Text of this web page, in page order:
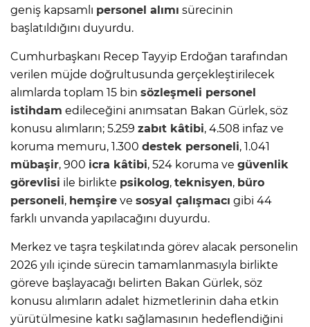
geniş kapsamlı personel alımı sürecinin
başlatıldığını duyurdu.
Cumhurbaşkanı Recep Tayyip Erdoğan tarafından
verilen müjde doğrultusunda gerçekleştirilecek
alımlarda toplam 15 bin sözleşmeli personel
istihdam edileceğini anımsatan Bakan Gürlek, söz
konusu alımların; 5.259 zabıt kâtibi, 4.508 infaz ve
koruma memuru, 1.300 destek personeli, 1.041
mübaşir, 900 icra kâtibi, 524 koruma ve güvenlik
görevlisi ile birlikte psikolog, teknisyen, büro
personeli, hemşire ve sosyal çalışmacı gibi 44
farklı unvanda yapılacağını duyurdu.
Merkez ve taşra teşkilatında görev alacak personelin
2026 yılı içinde sürecin tamamlanmasıyla birlikte
göreve başlayacağı belirten Bakan Gürlek, söz
konusu alımların adalet hizmetlerinin daha etkin
yürütülmesine katkı sağlamasının hedeflendiğini